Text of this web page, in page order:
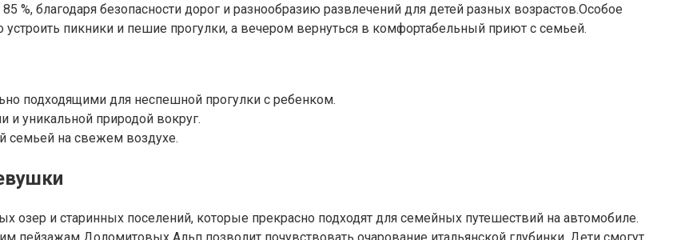
благодаря безопасности дорог и разнообразию развлечений для детей разных возрастов.Особое
пикники и пешие прогулки, а вечером вернуться в комфортабельный приют с семьей.
подходящими для неспешной прогулки с ребенком.
уникальной природой вокруг.
семьей на свежем воздухе.
озер и старинных поселений, которые прекрасно подходят для семейных путешествий на автомобиле.